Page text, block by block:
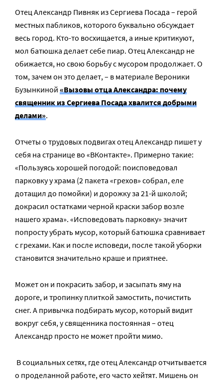
Отец Александр Пивняк из Сергиева Посада – герой
местных пабликов, которого буквально обсуждает
весь город. Кто-то восхищается, а иные критикуют,
мол батюшка делает себе пиар. Отец Александр не
обижается, но свою борьбу с мусором продолжает. О
том, зачем он это делает, – в материале Вероники
Бузынкиной «Вызовы отца Александра: почему
священник из Сергиева Посада хвалится добрыми
делами».
Отчеты о трудовых подвигах отец Александр пишет у
себя на странице во «ВКонтакте». Примерно такие:
«Пользуясь хорошей погодой: поисповедовал
парковку у храма (2 пакета «грехов» собрал, еле
дотащил до помойки) и дорожку за 21-й школой;
докрасил остатками черной краски забор возле
нашего храма». «Исповедовать парковку» значит
попросту убрать мусор, который батюшка сравнивает
с грехами. Как и после исповеди, после такой уборки
становится значительно краше и приятнее.
Может он и покрасить забор, и засыпать яму на
дороге, и тропинку плиткой замостить, почистить
снег. А привычка подбирать мусор, который видит
вокруг себя, у священника постоянная – отец
Александр просто не может пройти мимо.
В социальных сетях, где отец Александр отчитывается
о проделанной работе, его часто хейтят. Мишень он